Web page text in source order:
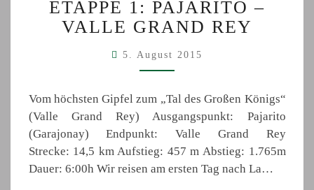
1:
PAJARITO
VALLE
GRAND
REY
ETAPPE 1: PAJARITO –
VALLE GRAND REY
5. August 2015
Vom höchsten Gipfel zum „Tal des Großen Königs“
(Valle Grand Rey) Ausgangspunkt: Pajarito
(Garajonay) Endpunkt: Valle Grand Rey
Strecke: 14,5 km Aufstieg: 457 m Abstieg: 1.765m
Dauer: 6:00h Wir reisen am ersten Tag nach La…